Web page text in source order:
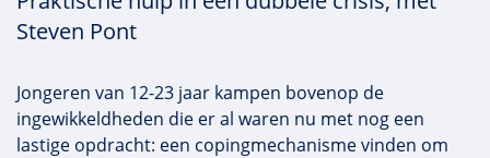
Steven Pont
Jongeren van 12-23 jaar kampen bovenop de
ingewikkeldheden die er al waren nu met nog een
lastige opdracht: een copingmechanisme vinden om